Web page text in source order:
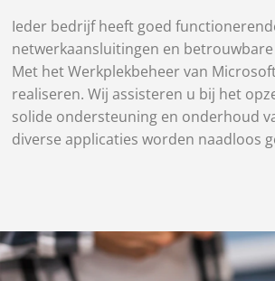
Ieder bedrijf heeft goed
netwerkaansluitingen en
Met het Werkplekbeheer van
realiseren. Wij assisteren u bij het
solide ondersteuning en onderhoud
diverse applicaties worden naadloos